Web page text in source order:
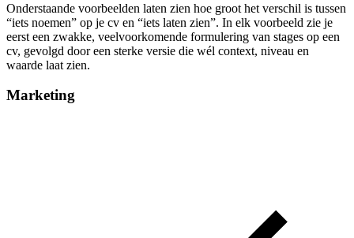
Onderstaande voorbeelden laten zien hoe groot het verschil is tussen
“iets noemen” op je cv en “iets laten zien”. In elk voorbeeld zie je
eerst een zwakke, veelvoorkomende formulering van stages op een
cv, gevolgd door een sterke versie die wél context, niveau en
waarde laat zien.
Marketing